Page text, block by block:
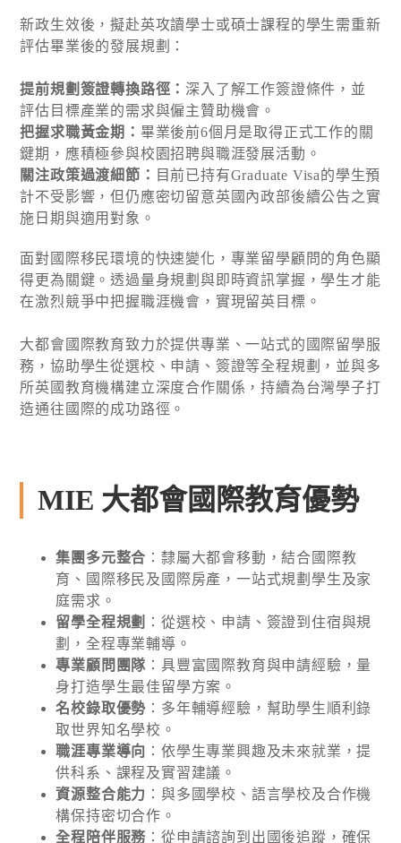
新政生效後，擬赴英攻讀學士或碩士課程的學生需重新
評估畢業後的發展規劃：
提前規劃簽證轉換路徑：深入了解工作簽證條件，並
評估目標產業的需求與僱主贊助機會。
把握求職黃金期： 畢業後前6個月是取得正式工作的關
鍵期，應積極參與校園招聘與職涯發展活動。
關注政策過渡細節： 目前已持有Graduate Visa的學生預
計不受影響，但仍應密切留意英國內政部後續公告之實
施日期與適用對象。
面對國際移民環境的快速變化，專業留學顧問的角色顯
得更為關鍵。透過量身規劃與即時資訊掌握，學生才能
在激烈競爭中把握職涯機會，實現留英目標。
大都會國際教育致力於提供專業、一站式的國際留學服
務，協助學生從選校、申請、簽證等全程規劃，並與多
所英國教育機構建立深度合作關係，持續為台灣學子打
造通往國際的成功路徑。
MIE 大都會國際教育優勢
集團多元整合 ：隸屬大都會移動，結合國際教
育、國際移民及國際房產，一站式規劃學生及家
庭需求。
留學全程規劃
：從選校、申請、簽證到住宿與規
劃，全程專業輔導。
專業顧問團隊 ：具豐富國際教育與申請經驗，量
身打造學生最佳留學方案。
名校錄取優勢 ：多年輔導經驗，幫助學生順利錄
取世界知名學校。
職涯專業導向 ：依學生專業興趣及未來就業，提
供科系、課程及實習建議。
資源整合能力 ：與多國學校、語言學校及合作機
構保持密切合作。
全程陪伴服務 ：從申請諮詢到出國後追蹤，確保